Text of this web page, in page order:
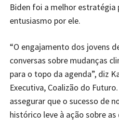
Biden foi a melhor estratégia
entusiasmo por ele.
“O engajamento dos jovens
conversas sobre mudanças
para o topo da agenda”, diz
Executiva, Coalizão do
assegurar que o sucesso de
histórico leve à ação sobre